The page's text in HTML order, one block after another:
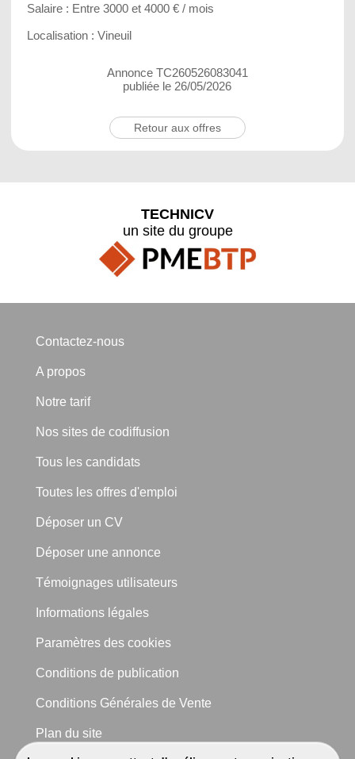
Salaire : Entre 3000 et 4000 € / mois
Localisation : Vineuil
Annonce TC260526083041
publiée le 26/05/2026
Retour aux offres
TECHNICV
un site du groupe
Contactez-nous
A propos
Notre tarif
Nos sites de codiffusion
Tous les candidats
Toutes les offres d'emploi
Déposer un CV
Déposer une annonce
Témoignages utilisateurs
Informations légales
Paramètres des cookies
Conditions de publication
Conditions Générales de Vente
Plan du site